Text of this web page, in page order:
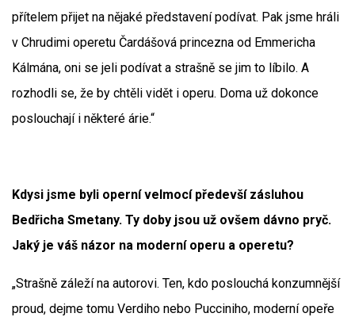
přítelem přijet na nějaké představení podívat. Pak jsme hráli
v Chrudimi operetu Čardášová princezna od Emmericha
Kálmána, oni se jeli podívat a strašně se jim to líbilo. A
rozhodli se, že by chtěli vidět i operu. Doma už dokonce
poslouchají i některé árie.“
Kdysi jsme byli operní velmocí předevší zásluhou
Bedřicha Smetany. Ty doby jsou už ovšem dávno pryč.
Jaký je váš názor na moderní operu a operetu?
„Strašně záleží na autorovi. Ten, kdo poslouchá konzumnější
proud, dejme tomu Verdiho nebo Pucciniho, moderní opeře